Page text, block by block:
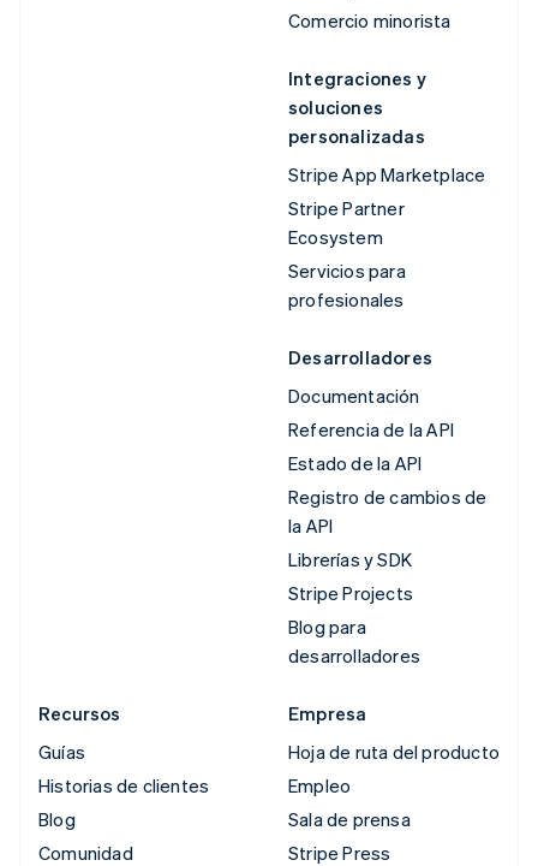
Comercio minorista
Integraciones y
soluciones
personalizadas
Stripe App Marketplace
Stripe Partner
Ecosystem
Servicios para
profesionales
Desarrolladores
Documentación
Referencia de la API
Estado de la API
Registro de cambios de
la API
Librerías y SDK
Stripe Projects
Blog para
desarrolladores
Recursos
Guías
Historias de clientes
Blog
Comunidad
Empresa
Hoja de ruta del producto
Empleo
Sala de prensa
Stripe Press